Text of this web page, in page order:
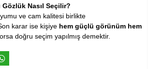
Gözlük Nasıl Seçilir?
ve cam kalitesi birlikte
karar ise kişiye hem güçlü görünüm hem
doğru seçim yapılmış demektir.